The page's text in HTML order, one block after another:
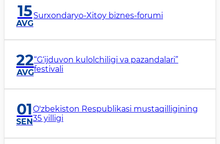
15
AVG
Surxondaryo-Xitoy biznes-forumi
22
AVG
“G‘ijduvon kulolchiligi va pazandalari”
festivali
01
SEN
O'zbekiston Respublikasi mustaqilligining
35 yilligi